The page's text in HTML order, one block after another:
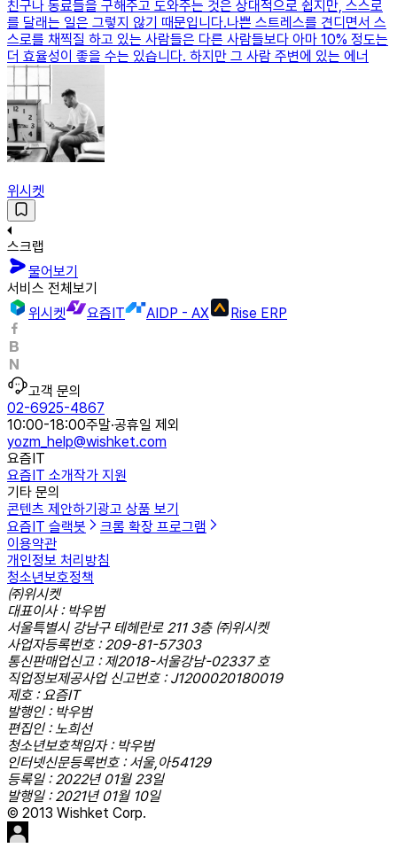
친구나 동료들을 구해주고 도와주는 것은 상대적으로 쉽지만, 스스로
를 달래는 일은 그렇지 않기 때문입니다.나쁜 스트레스를 견디면서 스
스로를 채찍질 하고 있는 사람들은 다른 사람들보다 아마 10% 정도는
더 효율성이 좋을 수는 있습니다. 하지만 그 사람 주변에 있는 에너
위시켓
스크랩
물어보기
서비스 전체보기
위시켓
요즘IT AIDP - AX Rise ERP
고객 문의
02-6925-4867
10:00-18:00주말·공휴일 제외
yozm_help@wishket.com
요즘IT
요즘IT 소개작가 지원
기타 문의
콘텐츠 제안하기 광고 상품 보기
요즘IT 슬랙봇
크롬 확장 프로그램
이용약관
개인정보 처리방침
청소년보호정책
㈜위시켓
대표이사 : 박우범
서울특별시 강남구 테헤란로 211 3층 ㈜위시켓
사업자등록번호 : 209-81-57303
통신판매업신고 : 제2018-서울강남-02337 호
직업정보제공사업 신고번호 : J1200020180019
제호 : 요즘IT
발행인 : 박우범
편집인 : 노희선
청소년보호책임자 : 박우범
인터넷신문등록번호 : 서울,아54129
등록일 : 2022년 01월 23일
발행일 : 2021년 01월 10일
© 2013 Wishket Corp.